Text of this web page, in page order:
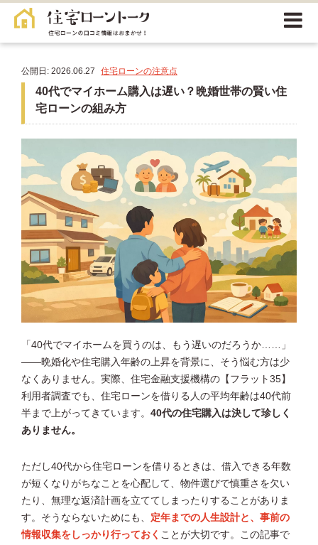
公開日: 2026.06.27 住宅ローンの注意点
40代でマイホーム購入は遅い？晩婚世帯の賢い住
宅ローンの組み方
「40代でマイホームを買うのは、もう遅いのだろうか……」
――晩婚化や住宅購入年齢の上昇を背景に、そう悩む方は少
なくありません。実際、住宅金融支援機構の【フラット35】
利用者調査でも、住宅ローンを借りる人の平均年齢は40代前
半まで上がってきています。 40代の住宅購入は決して珍しく
ありません。
ただし40代から住宅ローンを借りるときは、借入できる年数
が短くなりがちなことを心配して、物件選びで慎重さを欠い
たり、無理な返済計画を立ててしまったりすることがありま
す。そうならないためにも、 定年までの人生設計と、事前の
情報収集をしっかり行っておく ことが大切です。この記事で